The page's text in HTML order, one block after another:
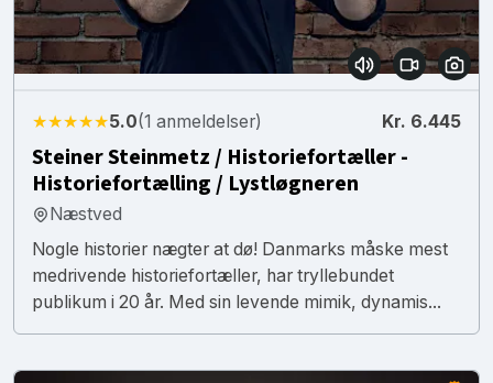
★★★★★5.0(1 anmeldelser) Kr. 6.445
Steiner Steinmetz / Historiefortæller -
Historiefortælling / Lystløgneren
Næstved
Nogle historier nægter at dø! Danmarks måske mest
medrivende historiefortæller, har tryllebundet
publikum i 20 år. Med sin levende mimik, dynamis...